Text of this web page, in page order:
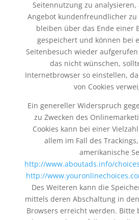
Seitennutzung zu
Angebot kundenfreundlicher zu
bleiben über das Ende einer
gespeichert und können bei
Seitenbesuch wieder
das nicht wünschen,
Internetbrowser so einstellen,
von Cookies
Ein genereller Widerspruch
zu Zwecken des
Cookies kann bei einer
allem im Fall des
amerikanische
http://www.aboutads.info/
http://
Des Weiteren kann die
mittels deren Abschaltung in
Browsers erreicht werden. Bitte